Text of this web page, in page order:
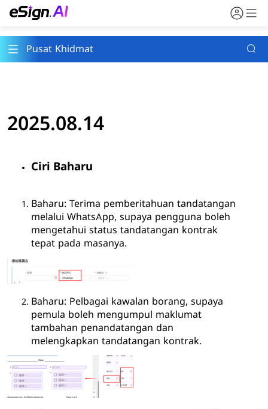
Pusat Khidmat
2025.08.14
Ciri Baharu
Baharu: Terima pemberitahuan tandatangan
melalui WhatsApp, supaya pengguna boleh
mengetahui status tandatangan kontrak
tepat pada masanya.
Baharu: Pelbagai kawalan borang, supaya
pemula boleh mengumpul maklumat
tambahan penandatangan dan
melengkapkan tandatangan kontrak.